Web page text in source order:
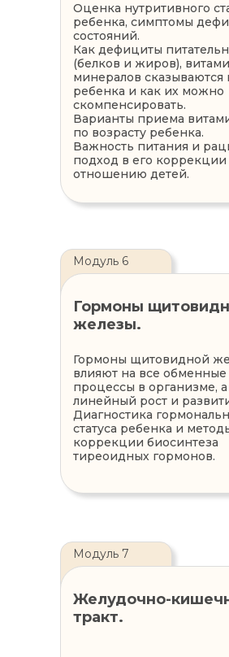
Оценка нутритивного
ребенка, симптомы
состояний.
Как дефициты
(белков и жиров),
минералов сказываются
ребенка и как их можно
скомпенсировать.
Варианты приема
по возрасту ребенка.
Важность питания и
подход в его коррекции
отношению детей.
Гормоны щитовидной
влияют на все обменные
процессы в организме,
линейный рост и
Диагностика
статуса ребенка и
коррекции биосинтеза
тиреоидных гормонов.
Гормоны
железы.
Модуль 6
Желудочно-
тракт.
Модуль 7